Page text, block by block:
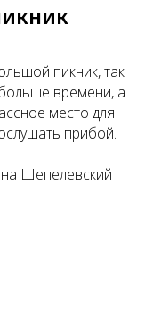
пикник, так
времени, а
место для
прибой.
Шепелевский